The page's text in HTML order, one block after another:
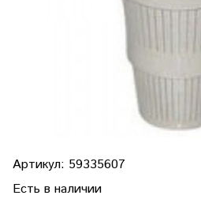
Артикул: 59335607
Есть в наличии